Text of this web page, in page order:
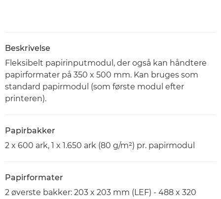
Beskrivelse
Fleksibelt papirinputmodul, der også kan håndtere
papirformater på 350 x 500 mm. Kan bruges som
standard papirmodul (som første modul efter
printeren).
Papirbakker
2 x 600 ark, 1 x 1.650 ark (80 g/m²) pr. papirmodul
Papirformater
2 øverste bakker: 203 x 203 mm (LEF) - 488 x 320